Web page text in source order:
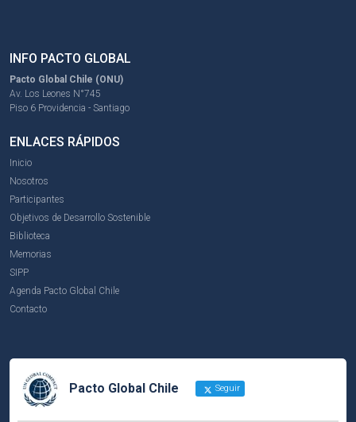
INFO PACTO GLOBAL
Pacto Global Chile (ONU)
Av. Los Leones N°745
Piso 6 Providencia - Santiago
ENLACES RÁPIDOS
Inicio
Nosotros
Participantes
Objetivos de Desarrollo Sostenible
Biblioteca
Memorias
SIPP
Agenda Pacto Global Chile
Contacto
Pacto Global Chile Seguir